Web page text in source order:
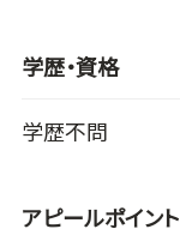
学歴・資格
学歴不問
アピールポイント